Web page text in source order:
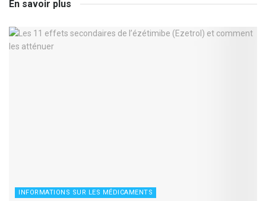
En savoir plus
INFORMATIONS SUR LES MÉDICAMENTS